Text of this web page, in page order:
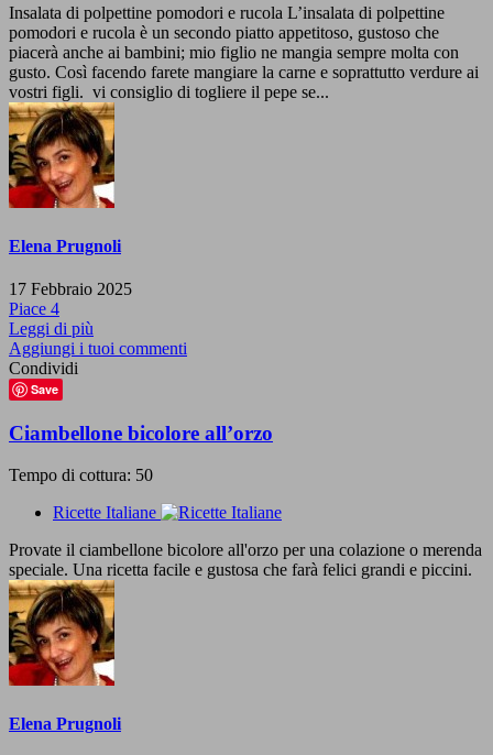
Insalata di polpettine pomodori e rucola L’insalata di polpettine
pomodori e rucola è un secondo piatto appetitoso, gustoso che
piacerà anche ai bambini; mio figlio ne mangia sempre molta con
gusto. Così facendo farete mangiare la carne e soprattutto verdure ai
vostri figli. vi consiglio di togliere il pepe se...
Elena Prugnoli
17 Febbraio 2025
Piace 4
Leggi di più
Aggiungi i tuoi commenti
Condividi
Save
Ciambellone bicolore all’orzo
Tempo di cottura: 50
Ricette Italiane
Provate il ciambellone bicolore all'orzo per una colazione o merenda
speciale. Una ricetta facile e gustosa che farà felici grandi e piccini.
Elena Prugnoli